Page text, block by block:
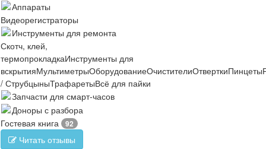
Аппараты
Видеорегистраторы
Инструменты для ремонта
Скотч, клей,
термопрокладкаИнструменты для
вскрытияМультиметрыОборудованиеОчистителиОтверткиПинцеты
/ СтрубцыныТрафаретыВсё для пайки
Запчасти для смарт-часов
Доноры с разбора
Гостевая книга
92
Читать отзывы